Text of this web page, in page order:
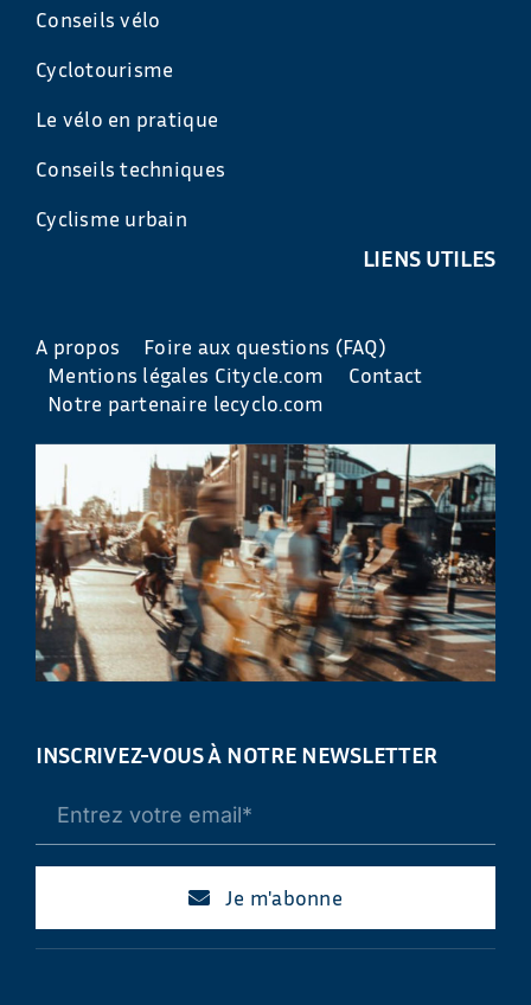
Conseils vélo
Cyclotourisme
Le vélo en pratique
Conseils techniques
Cyclisme urbain
LIENS UTILES
A propos
Foire aux questions (FAQ)
Mentions légales Citycle.com
Contact
Notre partenaire lecyclo.com
INSCRIVEZ-VOUS À NOTRE NEWSLETTER
Je m'abonne